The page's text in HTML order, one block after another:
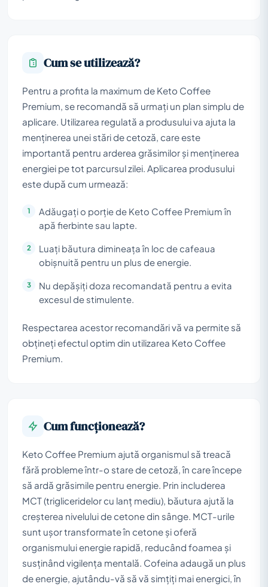
Cum se utilizează?
Pentru a profita la maximum de Keto Coffee
Premium, se recomandă să urmați un plan simplu de
aplicare. Utilizarea regulată a produsului va ajuta la
menținerea unei stări de cetoză, care este
importantă pentru arderea grăsimilor și menținerea
energiei pe tot parcursul zilei. Aplicarea produsului
este după cum urmează:
Adăugați o porție de Keto Coffee Premium în
apă fierbinte sau lapte.
Luați băutura dimineața în loc de cafeaua
obișnuită pentru un plus de energie.
Nu depășiți doza recomandată pentru a evita
excesul de stimulente.
Respectarea acestor recomandări vă va permite să
obțineți efectul optim din utilizarea Keto Coffee
Premium.
Cum funcționează?
Keto Coffee Premium ajută organismul să treacă
fără probleme într-o stare de cetoză, în care începe
să ardă grăsimile pentru energie. Prin includerea
MCT (trigliceridelor cu lanț mediu), băutura ajută la
creșterea nivelului de cetone din sânge. MCT-urile
sunt ușor transformate în cetone și oferă
organismului energie rapidă, reducând foamea și
susținând vigilența mentală. Cofeina adaugă un plus
de energie, ajutându-vă să vă simțiți mai energici, în